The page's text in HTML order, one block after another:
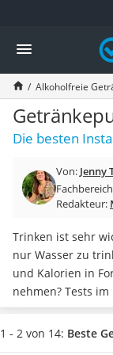
Die beliebtesten
Lebensmittel
Schwarzkümmelöl
Knäckebrot
Schwarzkümmelöl-
Manukahonig
Eiklar
Balsamico-Essig
Schwarzkümmelöl bio
Honig
Gemüsebrühe
Eiskaffee-Pulver
Irischer Whiskey
Matcha-Set
Alkoholfreie
Die besten
Von: Jenny
Redakteur:
Trinken ist sehr
nur Wasser zu
und Kalorien in
nehmen? Tests
Dauer auch recht
Getränkepulver
1 - 2 von 14: Beste